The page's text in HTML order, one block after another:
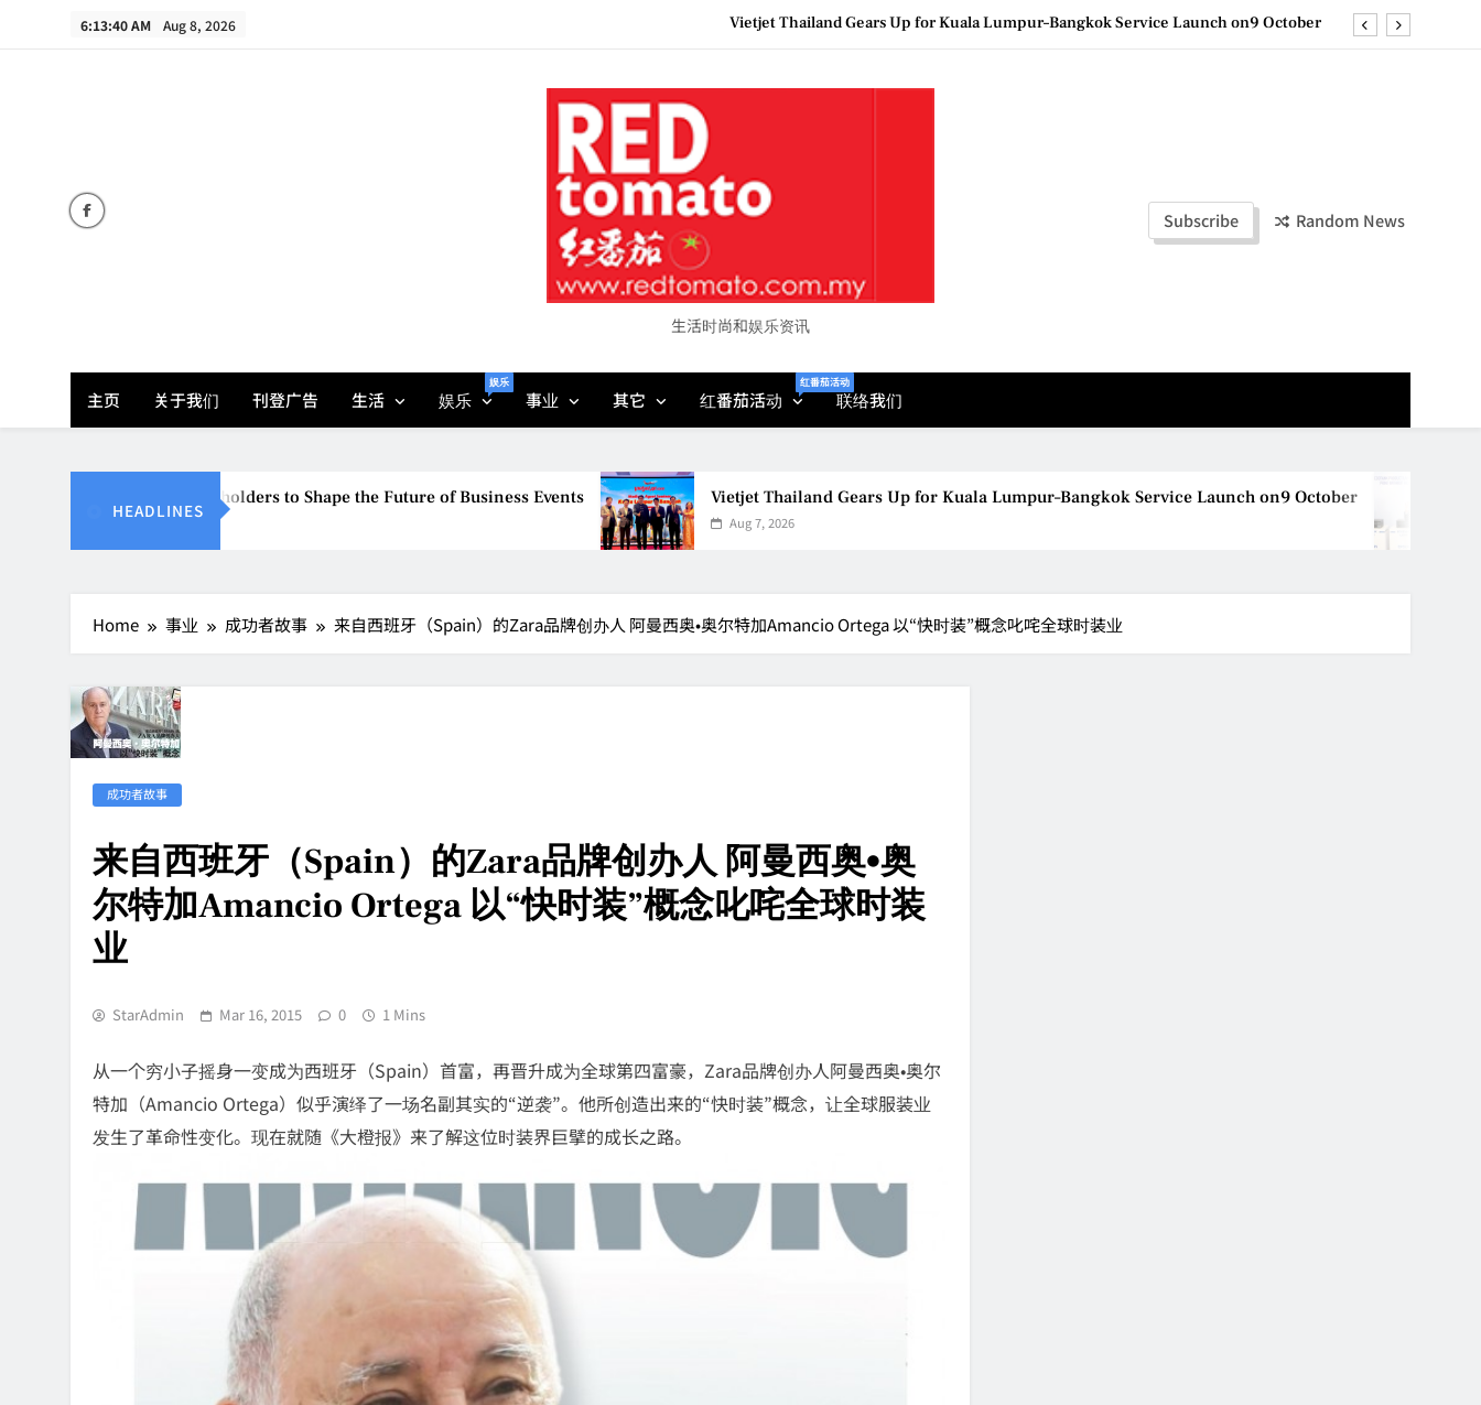
6:13:42 AM Aug 8, 2026 Epson reinvents affordable printing with next-generation EcoTank Series
Epson reinvents affordable printing with next-generation EcoTank Series
生活时尚和娱乐资讯
Subscribe Random News
主页 关于我们 刊登广告 生活 娱乐
娱乐
事业 其它 红番茄活动
红番茄活动
联络我们
HEADLINES
Global Stakeholders to Shape the Future of Business Events Vietjet Thailand Gears Up for Kuala Lumpur–Bangkok Service Launch on9 October
Aug 7, 2026 Aug 4, 2026
Home 事业 成功者故事 来自西班牙（Spain）的Zara品牌创办人 阿曼西奥•奥尔特加Amancio Ortega 以“快时装”概念叱咤全球时装业
成功者故事
来自西班牙（Spain）的Zara品牌创办人 阿曼西奥•奥
尔特加Amancio Ortega 以“快时装”概念叱咤全球时装
业
StarAdmin Mar 16, 2015 0 1 Mins
从一个穷小子摇身一变成为西班牙（Spain）首富，再晋升成为全球第四富豪，Zara品牌创办人阿曼西奥•奥尔
特加（Amancio Ortega）似乎演绎了一场名副其实的“逆袭”。他所创造出来的“快时装”概念，让全球服装业
发生了革命性变化。现在就随《大橙报》来了解这位时装界巨擘的成长之路。